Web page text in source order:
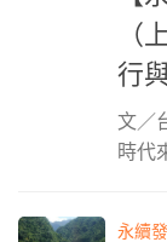
（
行
文／
時代
永續